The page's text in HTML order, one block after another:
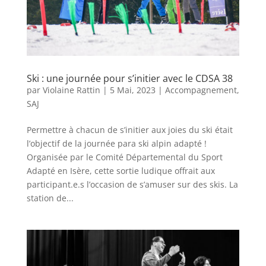
Ski : une journée pour s’initier avec le CDSA 38
par Violaine Rattin | 5 Mai, 2023 | Accompagnement,
SAJ
Permettre à chacun de s’initier aux joies du ski était
l’objectif de la journée para ski alpin adapté !
Organisée par le Comité Départemental du Sport
Adapté en Isère, cette sortie ludique offrait aux
participant.e.s l’occasion de s’amuser sur des skis. La
station de...